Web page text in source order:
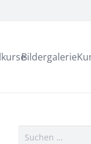
Bildergalerie
Suchen